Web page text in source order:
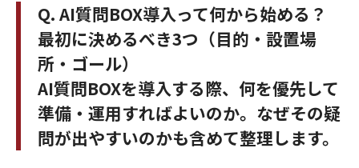
Q. AI質問BOX導入って何から始める？
最初に決めるべき3つ（目的・設置場
所・ゴール）
AI質問BOXを導入する際、何を優先して
準備・運用すればよいのか。なぜその疑
問が出やすいのかも含めて整理します。